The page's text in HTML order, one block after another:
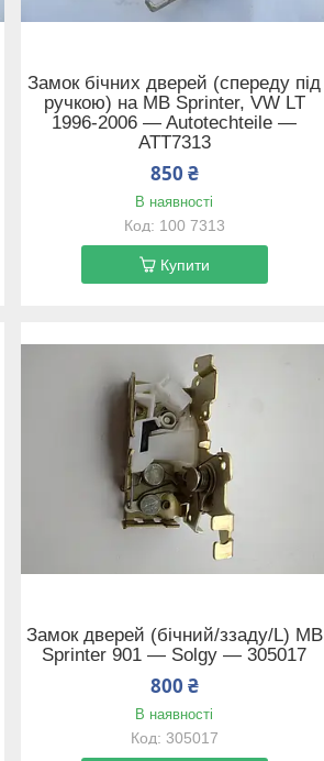
Замок бічних дверей (спереду під
ручкою) на MB Sprinter, VW LT
1996-2006 — Autotechteile —
ATT7313
850 ₴
В наявності
100 7313
Купити
Замок дверей (бічний/ззаду/L) MB
Sprinter 901 — Solgy — 305017
800 ₴
В наявності
305017